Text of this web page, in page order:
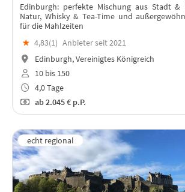
Edinburgh: perfekte Mischung aus Stadt
Natur, Whisky & Tea-Time und
für die Mahlzeiten
★ 4,83(1) Anbieter seit 2021
Edinburgh, Vereinigtes Königreich
10 bis 150
4,0 Tage
ab2.045 € p.P.